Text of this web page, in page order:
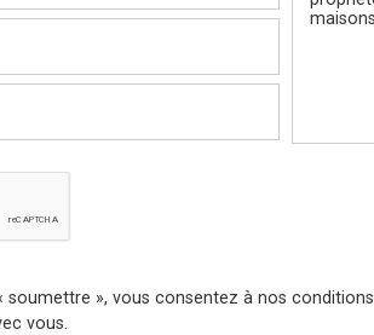
soumettre », vous consentez à nos
vous.